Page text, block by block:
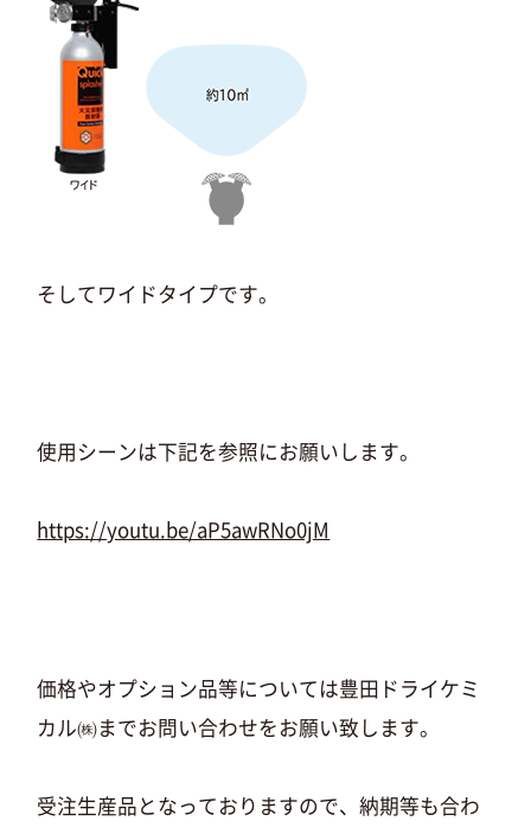
そしてワイドタイプです。
使用シーンは下記を参照にお願いします。
https://youtu.be/aP5awRNo0jM
価格やオプション品等については豊田ドライケミ
カル㈱までお問い合わせをお願い致します。
受注生産品となっておりますので、納期等も合わ